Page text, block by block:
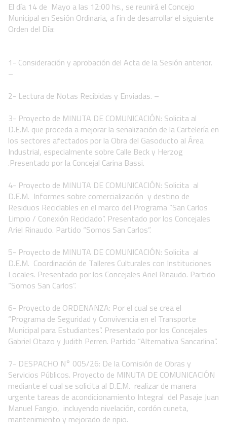
El día 14 de Mayo a las 12:00 hs., se reunirá el Concejo
Municipal en Sesión Ordinaria, a fin de desarrollar el siguiente
Orden del Día:
1- Consideración y aprobación del Acta de la Sesión anterior.
–
2- Lectura de Notas Recibidas y Enviadas. –
3- Proyecto de MINUTA DE COMUNICACIÓN: Solicita al
D.E.M. que proceda a mejorar la señalización de la Cartelería en
los sectores afectados por la Obra del Gasoducto al Área
Industrial, especialmente sobre Calle Beck y Herzog
.Presentado por la Concejal Carina Bassi.
4- Proyecto de MINUTA DE COMUNICACIÓN: Solicita al
D.E.M. Informes sobre comercialización y destino de
Residuos Reciclables en el marco del Programa “San Carlos
Limpio / Conexión Reciclado”. Presentado por los Concejales
Ariel Rinaudo. Partido “Somos San Carlos”.
5- Proyecto de MINUTA DE COMUNICACIÓN: Solicita al
D.E.M. Coordinación de Talleres Culturales con Instituciones
Locales. Presentado por los Concejales Ariel Rinaudo. Partido
“Somos San Carlos”.
6- Proyecto de ORDENANZA: Por el cual se crea el
“Programa de Seguridad y Convivencia en el Transporte
Municipal para Estudiantes”. Presentado por los Concejales
Gabriel Otazo y Judith Perren. Partido “Alternativa Sancarlina”.
7- DESPACHO N° 005/26: De la Comisión de Obras y
Servicios Públicos. Proyecto de MINUTA DE COMUNICACIÓN
mediante el cual se solicita al D.E.M. realizar de manera
urgente tareas de acondicionamiento Integral del Pasaje Juan
Manuel Fangio, incluyendo nivelación, cordón cuneta,
mantenimiento y mejorado de ripio.